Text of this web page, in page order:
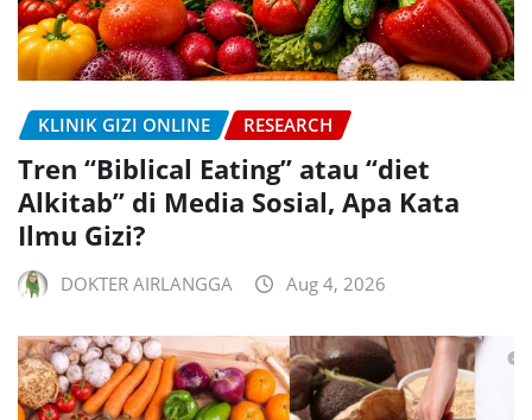
KLINIK GIZI ONLINE RESEARCH
Tren “Biblical Eating” atau “diet
Alkitab” di Media Sosial, Apa Kata
Ilmu Gizi?
DOKTER AIRLANGGA Aug 4, 2026